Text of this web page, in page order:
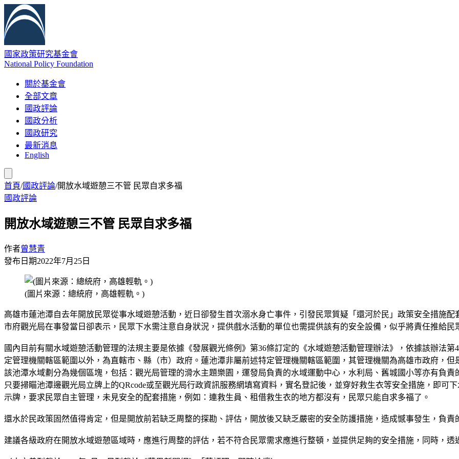
國家政策研究基金會
National Policy Foundation
關於基金會
全部文章
國政評論
國政分析
國政研究
最新消息
English
首頁/國政評論/開放水域遊憩三不管 民眾自求多福
國政評論
開放水域遊憩三不管 民眾自求多福
作者曾慧青
發布日期2022年7月25日
(圖片來源：總統府，高雄輕軌。)
高雄市蓮池潭自去年開放民眾從事水域遊憩活動，近日卻發生首次溺水身亡事件，引發民眾質疑「還河於民」政策安全措施
市府觀光局在事發當日卻表示，民眾下水需注意自身狀況，提供戲水活動的單位也需提供該有的安全設備，似乎將責任推給民
國內目前有關水域遊憩活動管理的法規主要是依據《發展觀光條例》第36條訂定的《水域遊憩活動管理辦法》，依據該辦法
定管理機關轄區範圍以外，為直轄市、縣（市）政府。蓮池潭非屬前述特定管理機關轄區範圍，其管理機關為高雄市政府，
該池潭水域劃分為幾個區塊，包括：觀光局管理的滑水主題樂園，運發局負責的水域運動中心，水利局、舊城國小等亦有負
只要掃瞄池潭邊觀光局立牌上的QRcode或至觀光局行政資訊服務網填寫資料，實名登記後，並穿好救生衣等安全措施，即可
示牌，要求民眾自主管理，未見安全的配套措施，例如：連救生員、租借救生衣的地方都沒有，民眾只能自求多福了。
還水於民政策固然值得肯定，但是開放前若缺乏周整的探勘、評估，開放後又缺乏嚴密的安全防護措施，造成憾事發生，負
建議各級政府在開放水域遊憩區域時，應進行周整的評估，若不符合民眾需求應進行整頓，並提供足夠的安全措施，同時，